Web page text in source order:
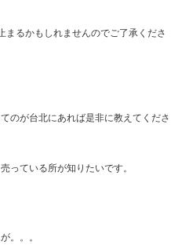
まるかもしれませんのでご了承くださ
のが台北にあれば是非に教えてくださ
っている所が知りたいです。
。。。